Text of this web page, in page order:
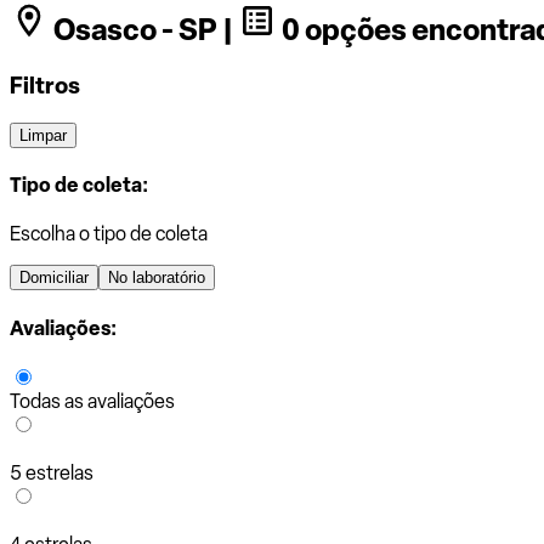
Osasco - SP | 0 opções
Filtros
Limpar
Tipo de coleta:
Escolha o tipo de coleta
Domiciliar No laboratório
Avaliações:
Todas as avaliações
5 estrelas